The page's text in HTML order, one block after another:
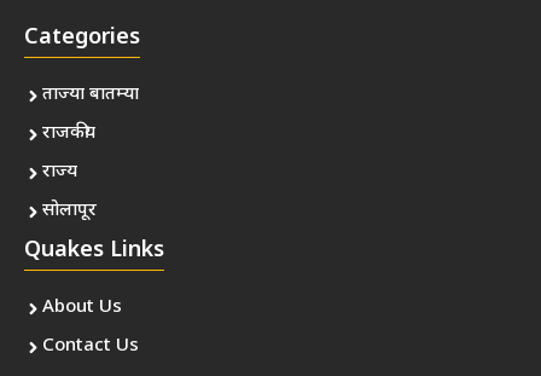
Categories
ताज्या बातम्या
राजकीय
राज्य
सोलापूर
Quakes Links
About Us
Contact Us